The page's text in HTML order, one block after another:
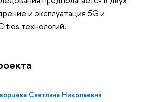
и эксплуатация 5G и
технологий.
Светлана Николаевна